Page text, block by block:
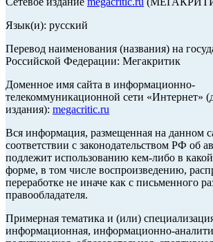
Язык(и): русский
Перевод наименования (названия) на
Российской Федерации: Мегакритик
Доменное имя сайта в информационно-
телекоммуникационной сети «Интернет»
издания): megacritic.ru
Вся информация, размещенная на данном
соответствии с законодательством РФ об
подлежит использованию кем-либо в
форме, в том числе воспроизведению,
переработке не иначе как с письменного
правообладателя.
Примерная тематика и (или)
информационная, информационно-